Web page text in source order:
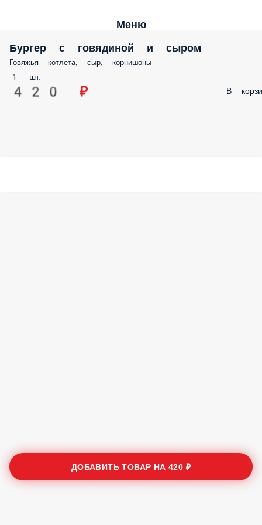
Меню
Бургер с говядиной и сыром
Говяжья котлета, сыр, корнишоны
1 шт.
420 ₽ В
ДОБАВИТЬ ТОВАР НА420 ₽